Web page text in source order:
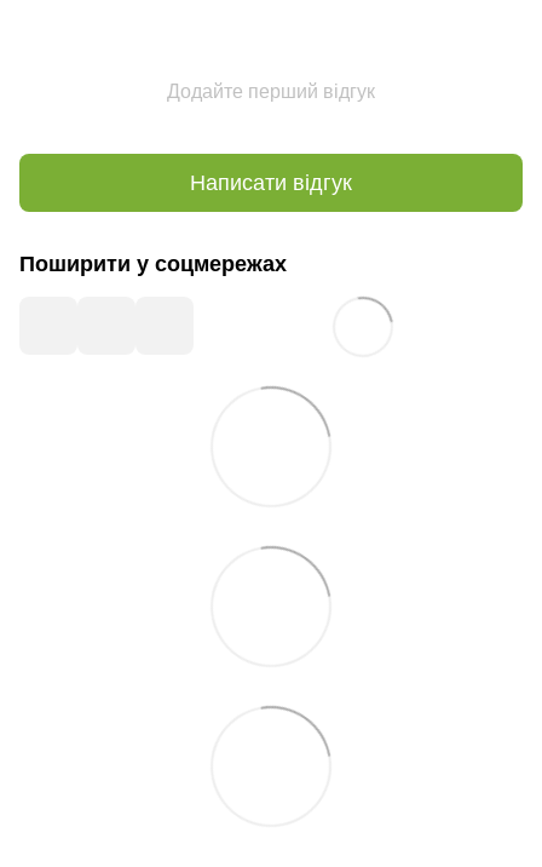
Додайте перший відгук
Написати відгук
Поширити у соцмережах